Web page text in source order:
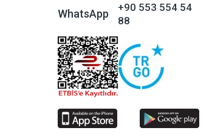
WhatsApp
+90 553 554 54
88